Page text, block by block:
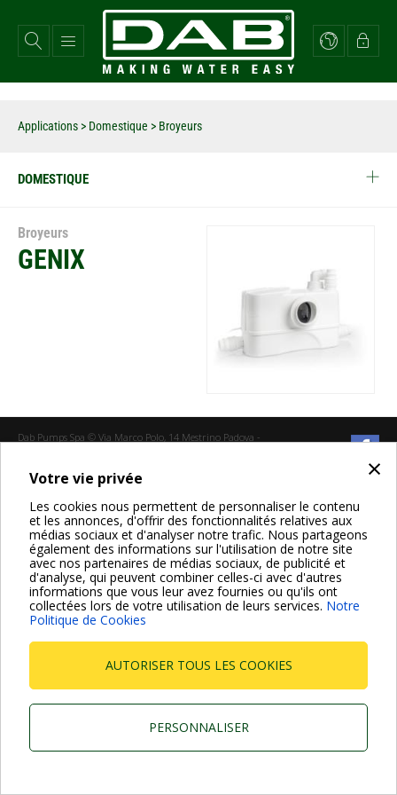
×
Votre vie privée
Les cookies nous permettent de personnaliser le contenu
et les annonces, d'offrir des fonctionnalités relatives aux
médias sociaux et d'analyser notre trafic. Nous partageons
également des informations sur l'utilisation de notre site
avec nos partenaires de médias sociaux, de publicité et
d'analyse, qui peuvent combiner celles-ci avec d'autres
informations que vous leur avez fournies ou qu'ils ont
collectées lors de votre utilisation de leurs services. Notre
Politique de Cookies
AUTORISER TOUS LES COOKIES
PERSONNALISER
contenu
principal
Applications > Domestique > Broyeurs
DOMESTIQUE
Broyeurs
GENIX
Dab Pumps Spa © Via Marco Polo, 14 Mestrino Padova -
Euro €10.000.000 i.v.